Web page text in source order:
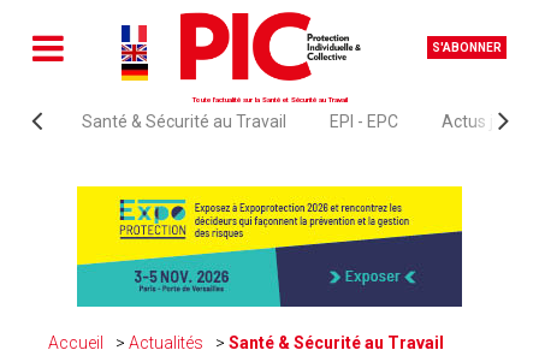
S'ABONNER
Toute l'actualité sur la Santé et Sécurité au Travail
Santé & Sécurité au Travail EPI - EPC Actus
Accueil Actualités Santé & Sécurité au Travail